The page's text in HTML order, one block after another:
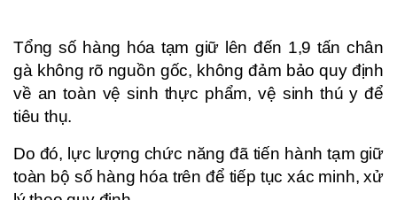
Tổng số hàng hóa tạm giữ lên đến 1,9 tấn chân
gà không rõ nguồn gốc, không đảm bảo quy định
về an toàn vệ sinh thực phẩm, vệ sinh thú y để
tiêu thụ.
Do đó, lực lượng chức năng đã tiến hành tạm giữ
toàn bộ số hàng hóa trên để tiếp tục xác minh, xử